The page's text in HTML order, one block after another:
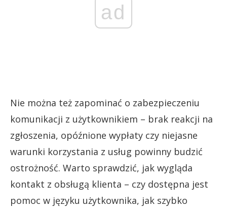
ad
Nie można też zapominać o zabezpieczeniu
komunikacji z użytkownikiem – brak reakcji na
zgłoszenia, opóźnione wypłaty czy niejasne
warunki korzystania z usług powinny budzić
ostrożność. Warto sprawdzić, jak wygląda
kontakt z obsługą klienta – czy dostępna jest
pomoc w języku użytkownika, jak szybko